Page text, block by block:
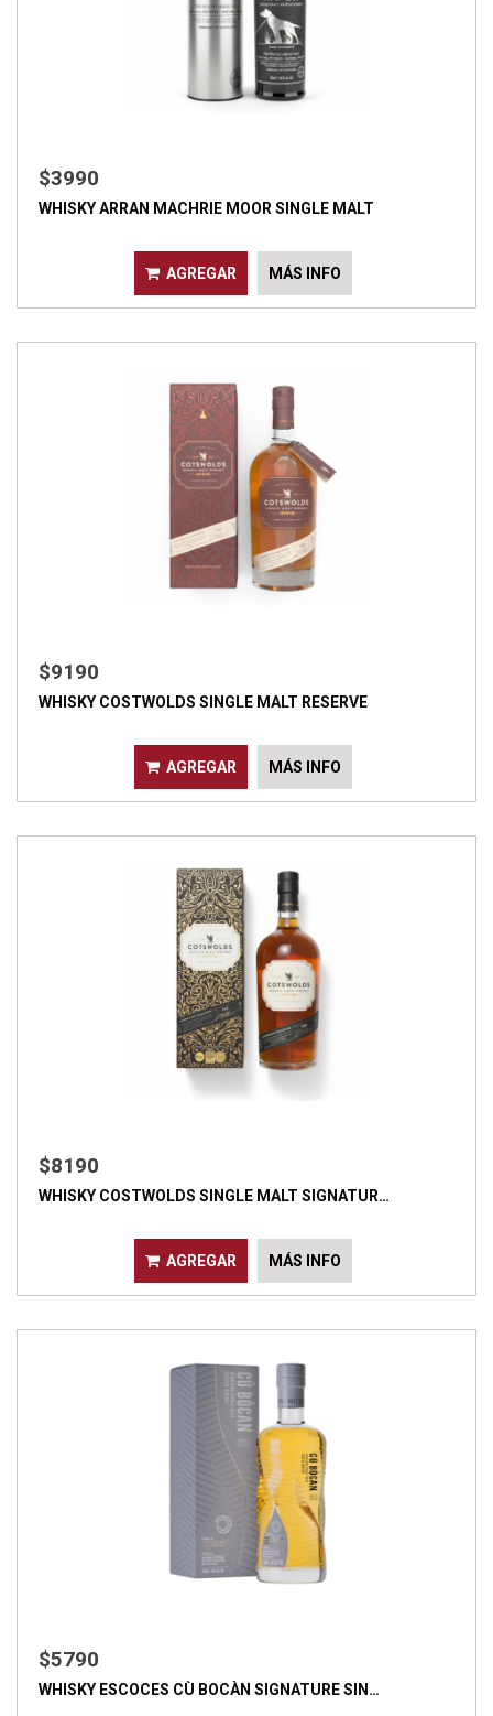
$3990
WHISKY ARRAN MACHRIE MOOR SINGLE MALT
AGREGAR MÁS INFO
$9190
WHISKY COSTWOLDS SINGLE MALT RESERVE
AGREGAR MÁS INFO
$8190
WHISKY COSTWOLDS SINGLE MALT SIGNATUR…
AGREGAR MÁS INFO
$5790
WHISKY ESCOCES CÙ BOCÀN SIGNATURE SIN…